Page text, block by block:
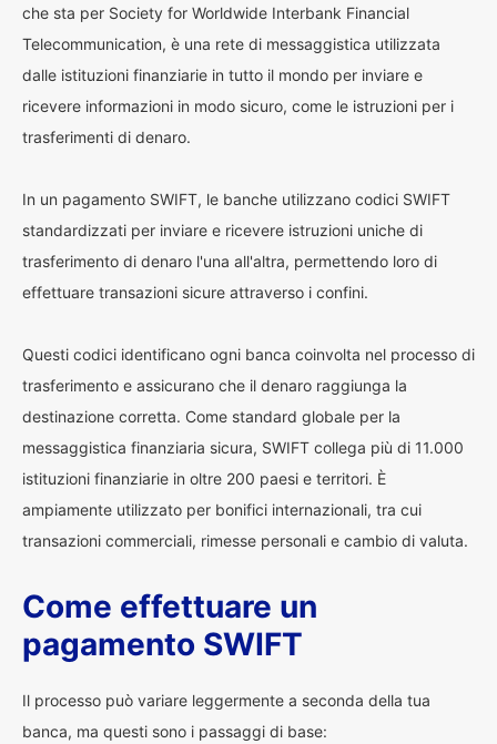
che sta per Society for Worldwide Interbank Financial
Telecommunication, è una rete di messaggistica utilizzata
dalle istituzioni finanziarie in tutto il mondo per inviare e
ricevere informazioni in modo sicuro, come le istruzioni per i
trasferimenti di denaro.
In un pagamento SWIFT, le banche utilizzano codici SWIFT
standardizzati per inviare e ricevere istruzioni uniche di
trasferimento di denaro l'una all'altra, permettendo loro di
effettuare transazioni sicure attraverso i confini.
Questi codici identificano ogni banca coinvolta nel processo di
trasferimento e assicurano che il denaro raggiunga la
destinazione corretta. Come standard globale per la
messaggistica finanziaria sicura, SWIFT collega più di 11.000
istituzioni finanziarie in oltre 200 paesi e territori. È
ampiamente utilizzato per bonifici internazionali, tra cui
transazioni commerciali, rimesse personali e cambio di valuta.
Come effettuare un
pagamento SWIFT
Il processo può variare leggermente a seconda della tua
banca, ma questi sono i passaggi di base: